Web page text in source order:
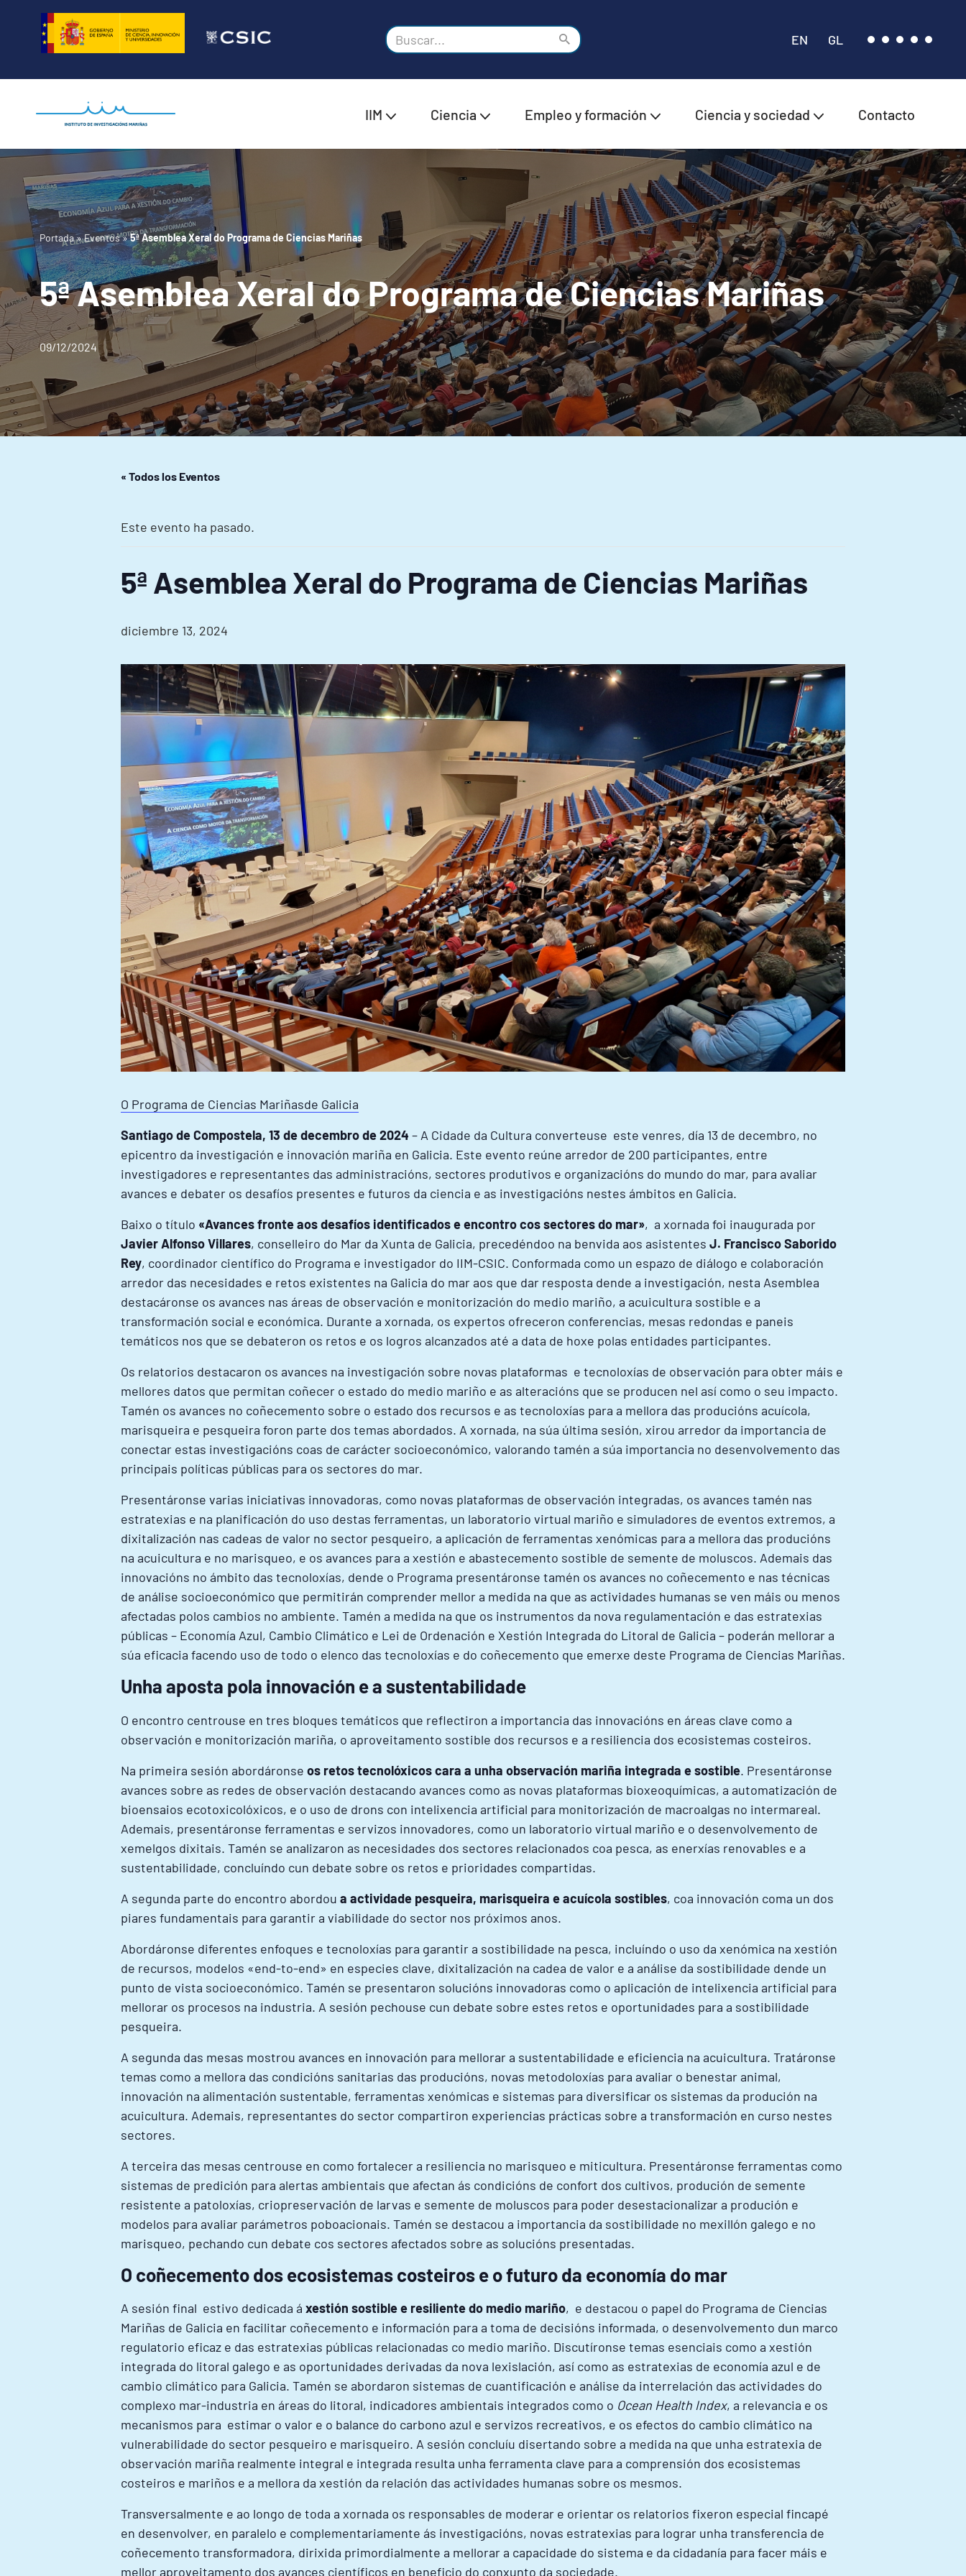
Saltar
contenido
EN GL
IIM Ciencia Empleo y formación Ciencia y sociedad Contacto
Portada»Eventos»5ª Asemblea Xeral do Programa de Ciencias Mariñas
5ª Asemblea Xeral do Programa de Ciencias Mariñas
09/12/2024
« Todos los Eventos
Este evento ha pasado.
5ª Asemblea Xeral do Programa de Ciencias Mariñas
diciembre 13, 2024
O Programa de Ciencias Mariñasde Galicia
Santiago de Compostela, 13 de decembro de 2024 – A Cidade da Cultura converteuse este venres, día 13 de decembro, no
epicentro da investigación e innovación mariña en Galicia. Este evento reúne arredor de 200 participantes, entre
investigadores e representantes das administracións, sectores produtivos e organizacións do mundo do mar, para avaliar
avances e debater os desafíos presentes e futuros da ciencia e as investigacións nestes ámbitos en Galicia.
Baixo o título «Avances fronte aos desafíos identificados e encontro cos sectores do mar», a xornada foi inaugurada por
Javier Alfonso Villares, conselleiro do Mar da Xunta de Galicia, precedéndoo na benvida aos asistentes J. Francisco Saborido
Rey, coordinador científico do Programa e investigador do IIM-CSIC. Conformada como un espazo de diálogo e colaboración
arredor das necesidades e retos existentes na Galicia do mar aos que dar resposta dende a investigación, nesta Asemblea
destacáronse os avances nas áreas de observación e monitorización do medio mariño, a acuicultura sostible e a
transformación social e económica. Durante a xornada, os expertos ofreceron conferencias, mesas redondas e paneis
temáticos nos que se debateron os retos e os logros alcanzados até a data de hoxe polas entidades participantes.
Os relatorios destacaron os avances na investigación sobre novas plataformas e tecnoloxías de observación para obter máis e
mellores datos que permitan coñecer o estado do medio mariño e as alteracións que se producen nel así como o seu impacto.
Tamén os avances no coñecemento sobre o estado dos recursos e as tecnoloxías para a mellora das producións acuícola,
marisqueira e pesqueira foron parte dos temas abordados. A xornada, na súa última sesión, xirou arredor da importancia de
conectar estas investigacións coas de carácter socioeconómico, valorando tamén a súa importancia no desenvolvemento das
principais políticas públicas para os sectores do mar.
Presentáronse varias iniciativas innovadoras, como novas plataformas de observación integradas, os avances tamén nas
estratexias e na planificación do uso destas ferramentas, un laboratorio virtual mariño e simuladores de eventos extremos, a
dixitalización nas cadeas de valor no sector pesqueiro, a aplicación de ferramentas xenómicas para a mellora das producións
na acuicultura e no marisqueo, e os avances para a xestión e abastecemento sostible de semente de moluscos. Ademais das
innovacións no ámbito das tecnoloxías, dende o Programa presentáronse tamén os avances no coñecemento e nas técnicas
de análise socioeconómico que permitirán comprender mellor a medida na que as actividades humanas se ven máis ou menos
afectadas polos cambios no ambiente. Tamén a medida na que os instrumentos da nova regulamentación e das estratexias
públicas – Economía Azul, Cambio Climático e Lei de Ordenación e Xestión Integrada do Litoral de Galicia – poderán mellorar a
súa eficacia facendo uso de todo o elenco das tecnoloxías e do coñecemento que emerxe deste Programa de Ciencias Mariñas.
Unha aposta pola innovación e a sustentabilidade
O encontro centrouse en tres bloques temáticos que reflectiron a importancia das innovacións en áreas clave como a
observación e monitorización mariña, o aproveitamento sostible dos recursos e a resiliencia dos ecosistemas costeiros.
Na primeira sesión abordáronse os retos tecnolóxicos cara a unha observación mariña integrada e sostible. Presentáronse
avances sobre as redes de observación destacando avances como as novas plataformas bioxeoquímicas, a automatización de
bioensaios ecotoxicolóxicos, e o uso de drons con intelixencia artificial para monitorización de macroalgas no intermareal.
Ademais, presentáronse ferramentas e servizos innovadores, como un laboratorio virtual mariño e o desenvolvemento de
xemelgos dixitais. Tamén se analizaron as necesidades dos sectores relacionados coa pesca, as enerxías renovables e a
sustentabilidade, concluíndo cun debate sobre os retos e prioridades compartidas.
A segunda parte do encontro abordou a actividade pesqueira, marisqueira e acuícola sostibles, coa innovación coma un dos
piares fundamentais para garantir a viabilidade do sector nos próximos anos.
Abordáronse diferentes enfoques e tecnoloxías para garantir a sostibilidade na pesca, incluíndo o uso da xenómica na xestión
de recursos, modelos «end-to-end» en especies clave, dixitalización na cadea de valor e a análise da sostibilidade dende un
punto de vista socioeconómico. Tamén se presentaron solucións innovadoras como o aplicación de intelixencia artificial para
mellorar os procesos na industria. A sesión pechouse cun debate sobre estes retos e oportunidades para a sostibilidade
pesqueira.
A segunda das mesas mostrou avances en innovación para mellorar a sustentabilidade e eficiencia na acuicultura. Tratáronse
temas como a mellora das condicións sanitarias das producións, novas metodoloxías para avaliar o benestar animal,
innovación na alimentación sustentable, ferramentas xenómicas e sistemas para diversificar os sistemas da produción na
acuicultura. Ademais, representantes do sector compartiron experiencias prácticas sobre a transformación en curso nestes
sectores.
A terceira das mesas centrouse en como fortalecer a resiliencia no marisqueo e miticultura. Presentáronse ferramentas como
sistemas de predición para alertas ambientais que afectan ás condicións de confort dos cultivos, produción de semente
resistente a patoloxías, criopreservación de larvas e semente de moluscos para poder desestacionalizar a produción e
modelos para avaliar parámetros poboacionais. Tamén se destacou a importancia da sostibilidade no mexillón galego e no
marisqueo, pechando cun debate cos sectores afectados sobre as solucións presentadas.
O coñecemento dos ecosistemas costeiros e o futuro da economía do mar
A sesión final estivo dedicada á xestión sostible e resiliente do medio mariño, e destacou o papel do Programa de Ciencias
Mariñas de Galicia en facilitar coñecemento e información para a toma de decisións informada, o desenvolvemento dun marco
regulatorio eficaz e das estratexias públicas relacionadas co medio mariño. Discutíronse temas esenciais como a xestión
integrada do litoral galego e as oportunidades derivadas da nova lexislación, así como as estratexias de economía azul e de
cambio climático para Galicia. Tamén se abordaron sistemas de cuantificación e análise da interrelación das actividades do
complexo mar-industria en áreas do litoral, indicadores ambientais integrados como o Ocean Health Index, a relevancia e os
mecanismos para estimar o valor e o balance do carbono azul e servizos recreativos, e os efectos do cambio climático na
vulnerabilidade do sector pesqueiro e marisqueiro. A sesión concluíu disertando sobre a medida na que unha estratexia de
observación mariña realmente integral e integrada resulta unha ferramenta clave para a comprensión dos ecosistemas
costeiros e mariños e a mellora da xestión da relación das actividades humanas sobre os mesmos.
Transversalmente e ao longo de toda a xornada os responsables de moderar e orientar os relatorios fixeron especial fincapé
en desenvolver, en paralelo e complementariamente ás investigacións, novas estratexias para lograr unha transferencia de
coñecemento transformadora, dirixida primordialmente a mellorar a capacidade do sistema e da cidadanía para facer máis e
mellor aproveitamento dos avances científicos en beneficio do conxunto da sociedade.